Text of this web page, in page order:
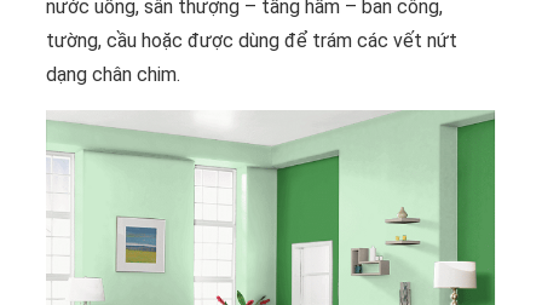
nước uống, sân thượng – tầng hầm – ban công,
tường, cầu hoặc được dùng để trám các vết nứt
dạng chân chim.